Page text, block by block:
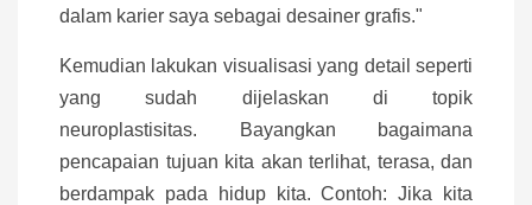
dalam karier saya sebagai desainer grafis."
Kemudian lakukan visualisasi yang detail seperti
yang sudah dijelaskan di topik
neuroplastisitas. Bayangkan bagaimana
pencapaian tujuan kita akan terlihat, terasa, dan
berdampak pada hidup kita. Contoh: Jika kita